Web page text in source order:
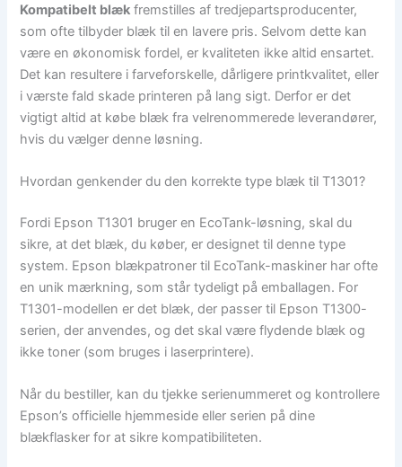
Kompatibelt blæk fremstilles af tredjepartsproducenter,
som ofte tilbyder blæk til en lavere pris. Selvom dette kan
være en økonomisk fordel, er kvaliteten ikke altid ensartet.
Det kan resultere i farveforskelle, dårligere printkvalitet, eller
i værste fald skade printeren på lang sigt. Derfor er det
vigtigt altid at købe blæk fra velrenommerede leverandører,
hvis du vælger denne løsning.
Hvordan genkender du den korrekte type blæk til T1301?
Fordi Epson T1301 bruger en EcoTank-løsning, skal du
sikre, at det blæk, du køber, er designet til denne type
system. Epson blækpatroner til EcoTank-maskiner har ofte
en unik mærkning, som står tydeligt på emballagen. For
T1301-modellen er det blæk, der passer til Epson T1300-
serien, der anvendes, og det skal være flydende blæk og
ikke toner (som bruges i laserprintere).
Når du bestiller, kan du tjekke serienummeret og kontrollere
Epson’s officielle hjemmeside eller serien på dine
blækflasker for at sikre kompatibiliteten.